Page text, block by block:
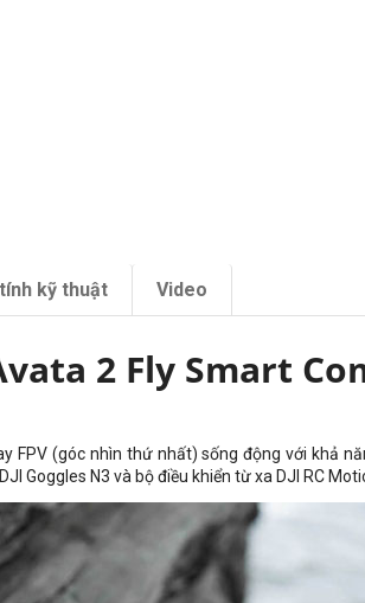
kỹ thuật Video
2 Fly Smart
FPV (góc nhìn thứ nhất) sống động với khả
Goggles N3 và bộ điều khiển từ xa DJI RC